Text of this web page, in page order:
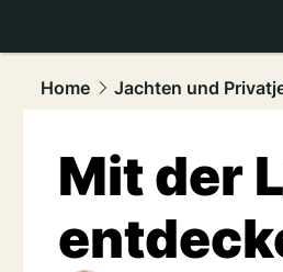
Home
Jachten und
Mit der